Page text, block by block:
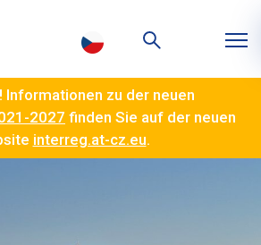
Informationen zu der neuen
2027 finden Sie auf der neuen
interreg.at-cz.eu.